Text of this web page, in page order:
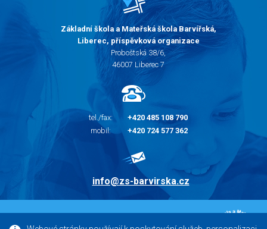
Základní škola a Mateřská škola Barvířská,
Liberec, příspěvková organizace
Proboštská 38/6,
46007 Liberec 7
tel./fax:
+420 485 108 790
mobil:
+420 724 577 362
info@zs-barvirska.cz